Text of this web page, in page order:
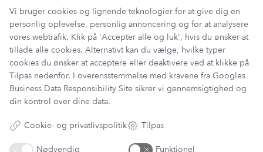
+45 60 13 27 49
Information
Min Konto
Handelsbetingelser
Returnering & ombytning
Vi bruger cookies og lignende teknologier for at give dig en
personlig oplevelse, personlig annoncering og for at analysere
vores webtrafik. Klik på 'Accepter alle og luk', hvis du ønsker at
tillade alle cookies. Alternativt kan du vælge, hvilke typer
cookies du ønsker at acceptere eller deaktivere ved at klikke på
Tilpas nedenfor. I overensstemmelse med kravene fra Googles
Business Data Responsibility Site sikrer vi gennemsigtighed og
din kontrol over dine data.
Cookie- og privatlivspolitik Tilpas
Nødvendig
Funktionel